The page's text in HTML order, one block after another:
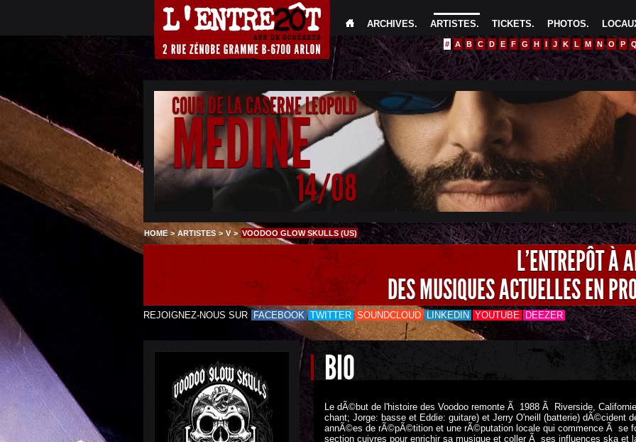
PHOTOS.
TICKETS.
ARTISTES.
ARCHIVES.
# A B C D E F G H I J K L M N O P
COUR DE LA CASERNE LEOPOLD
MEDINE
14/08
HOME > ARTISTES > V > VOODOO GLOW SKULLS (US)
L'ENTREPÔT À
DES MUSIQUES ACTUELLES EN
REJOIGNEZ-NOUS SUR FACEBOOK TWITTER SOUNDCLOUD LINKEDIN YOUTUBE DEEZER
BIO
Le dÃ©but de l'histoire des Voodoo remonte Ã 1988 Ã Riverside,
chant; Jorge: basse et Eddie: guitare) et Jerry O'neill (batterie) dÃ©cident
annÃ©es de rÃ©pÃ©tition et une rÃ©putation locale qui commence Ã se
section cuivres pour enrichir sa musique et coller Ã ses influences ska et